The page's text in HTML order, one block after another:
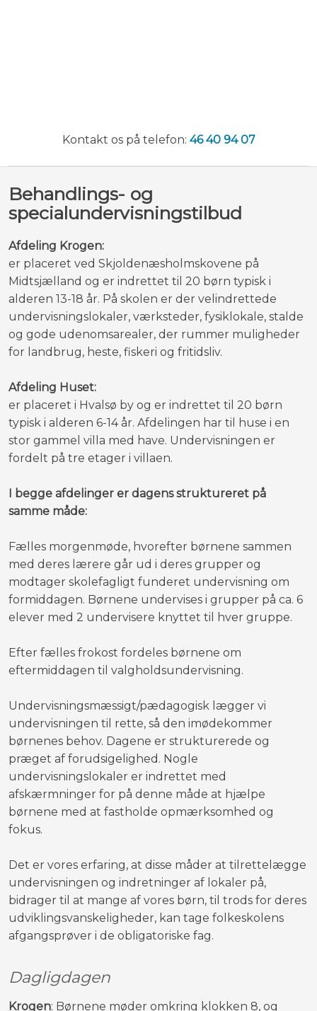
​Kontakt os på telefon: 46 40 94 07​
Behandlings- og
specialundervisningstilbud
Afdeling Krogen:
​er placeret ved Skjoldenæsholmskovene på
Midtsjælland og er indrettet til 20 børn typisk i
alderen 13-18 år. På skolen er der velindrettede
undervisningslokaler, værksteder, fysiklokale, stalde
og gode udenomsarealer, der rummer muligheder
for landbrug, heste, fiskeri og fritidsliv.
Afdeling Huset:
​er placeret i Hvalsø by og er indrettet til 20 børn
typisk i alderen 6-14 år. Afdelingen har til huse i en
stor gammel villa med have. Undervisningen er
fordelt på tre etager i villaen.
I begge afdelinger er dagens struktureret på
samme måde:
Fælles morgenmøde, hvorefter børnene sammen
med deres lærere går ud i deres grupper og
modtager skolefagligt funderet undervisning om
formiddagen. Børnene undervises i grupper på ca. 6
elever med 2 undervisere knyttet til hver gruppe.
Efter fælles frokost fordeles børnene om
eftermiddagen til valgholdsundervisning.
Undervisningsmæssigt/pædagogisk lægger vi
undervisningen til rette, så den imødekommer
børnenes behov. Dagene er strukturerede og
præget af forudsigelighed. Nogle
undervisningslokaler er indrettet med
afskærmninger for på denne måde at hjælpe
børnene med at fastholde opmærksomhed og
fokus.
Det er vores erfaring, at disse måder at tilrettelægge
undervisningen og indretninger af lokaler på,
bidrager til at mange af vores børn, til trods for deres
udviklingsvanskeligheder, kan tage folkeskolens
afgangsprøver i de obligatoriske fag.​
Dagligdagen
Krogen: Børnene møder omkring klokken 8, og